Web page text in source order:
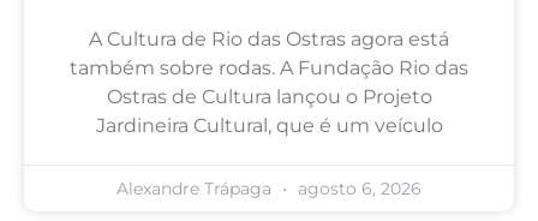
A Cultura de Rio das Ostras agora está
também sobre rodas. A Fundação Rio das
Ostras de Cultura lançou o Projeto
Jardineira Cultural, que é um veículo
Alexandre Trápaga agosto 6, 2026